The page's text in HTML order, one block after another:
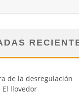
de la desregulación
llovedor